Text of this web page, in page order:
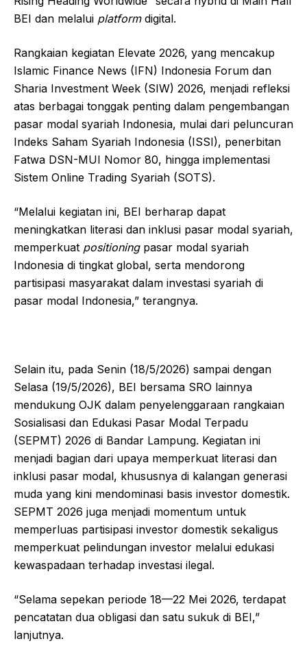
BEI dan melalui platformdigital.
Rangkaian kegiatan Elevate 2026, yang mencakup
Islamic Finance News (IFN) Indonesia Forum dan
Sharia Investment Week (SIW) 2026, menjadi refleksi
atas berbagai tonggak penting dalam pengembangan
pasar modal syariah Indonesia, mulai dari peluncuran
Indeks Saham Syariah Indonesia (ISSI), penerbitan
Fatwa DSN-MUI Nomor 80, hingga implementasi
Sistem Online Trading Syariah (SOTS).
“Melalui kegiatan ini, BEI berharap dapat
meningkatkan literasi dan inklusi pasar modal syariah,
memperkuat positioningpasar modal syariah
Indonesia di tingkat global, serta mendorong
partisipasi masyarakat dalam investasi syariah di
pasar modal Indonesia,” terangnya.
Selain itu, pada Senin (18/5/2026) sampai dengan
Selasa (19/5/2026), BEI bersama SRO lainnya
mendukung OJK dalam penyelenggaraan rangkaian
Sosialisasi dan Edukasi Pasar Modal Terpadu
(SEPMT) 2026 di Bandar Lampung. Kegiatan ini
menjadi bagian dari upaya memperkuat literasi dan
inklusi pasar modal, khususnya di kalangan generasi
muda yang kini mendominasi basis investor domestik.
SEPMT 2026 juga menjadi momentum untuk
memperluas partisipasi investor domestik sekaligus
memperkuat pelindungan investor melalui edukasi
kewaspadaan terhadap investasi ilegal.
“Selama sepekan periode 18—22 Mei 2026, terdapat
pencatatan dua obligasi dan satu sukuk di BEI,”
lanjutnya.